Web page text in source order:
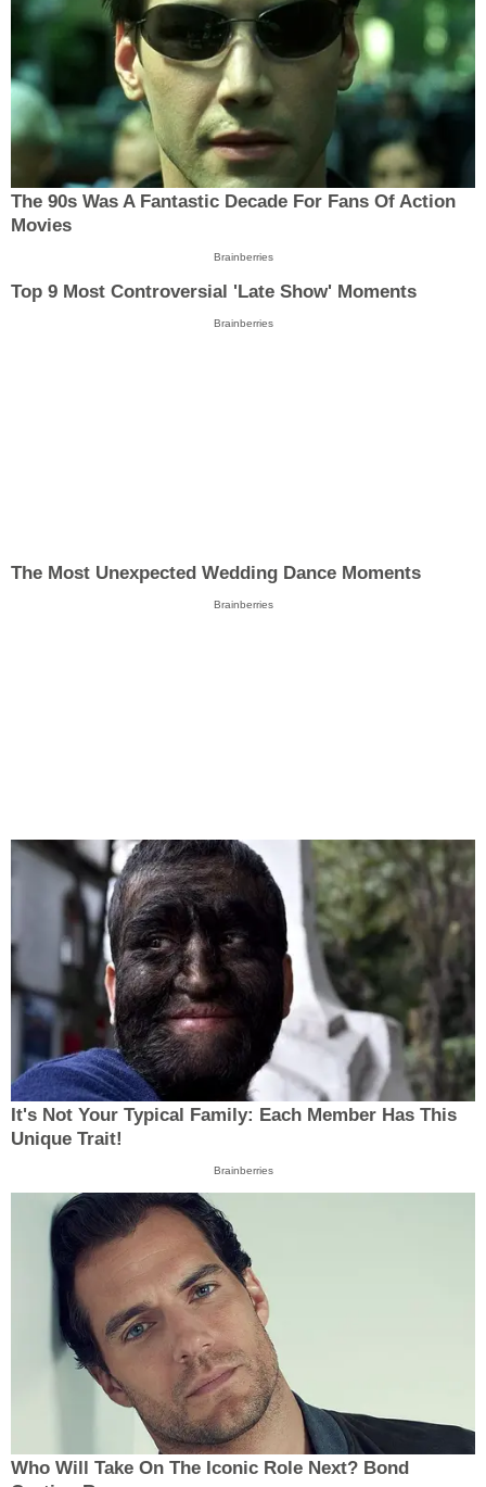
The 90s Was A Fantastic Decade For Fans Of Action
Movies
Brainberries
Top 9 Most Controversial 'Late Show' Moments
Brainberries
The Most Unexpected Wedding Dance Moments
Brainberries
It's Not Your Typical Family: Each Member Has This
Unique Trait!
Brainberries
Who Will Take On The Iconic Role Next? Bond